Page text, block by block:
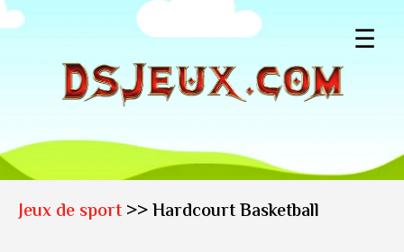
☰
Jeux de sport>> Hardcourt Basketball